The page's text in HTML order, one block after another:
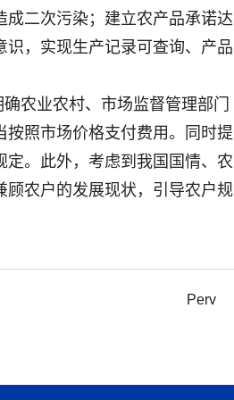
二次污染；建立农产品承诺达
，实现生产记录可查询、产品
农业农村、市场监督管理部门
照市场价格支付费用。同时提
。此外，考虑到我国国情、农
农户的发展现状，引导农户规
Perv